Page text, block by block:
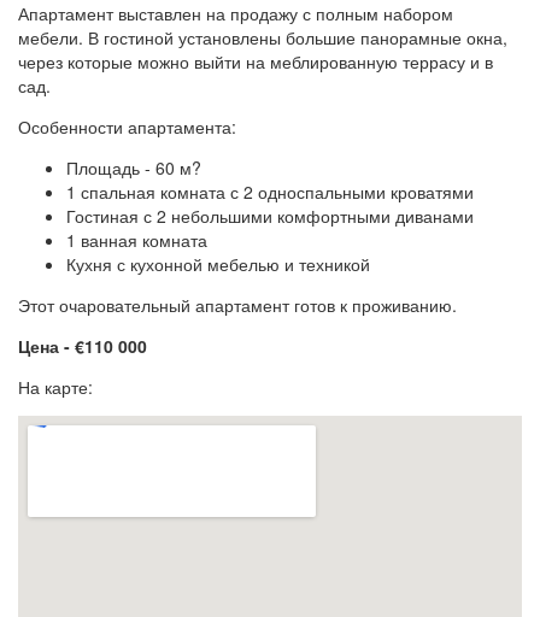
Апартамент выставлен на продажу с полным набором
мебели. В гостиной установлены большие панорамные окна,
через которые можно выйти на меблированную террасу и в
сад.
Особенности апартамента:
Площадь - 60 м?
1 спальная комната с 2 односпальными кроватями
Гостиная с 2 небольшими комфортными диванами
1 ванная комната
Кухня с кухонной мебелью и техникой
Этот очаровательный апартамент готов к проживанию.
Цена - €110 000
На карте: